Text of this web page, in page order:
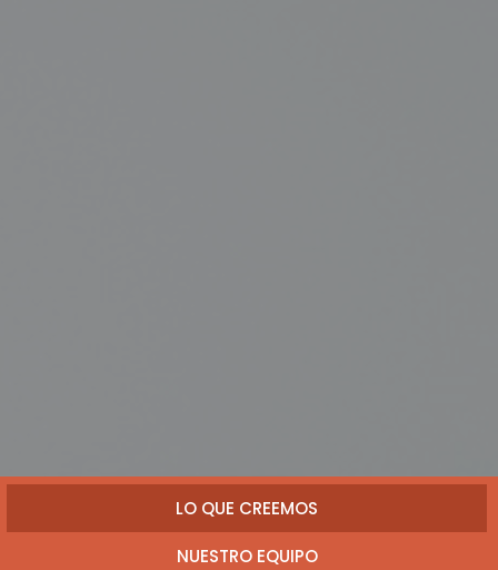
LO QUE CREEMOS
NUESTRO EQUIPO